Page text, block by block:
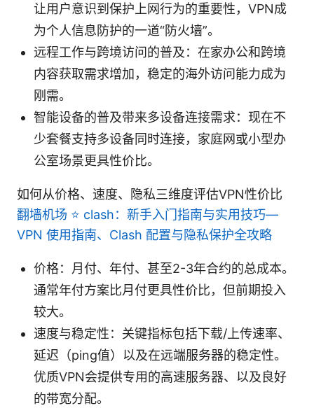
让用户意识到保护上网行为的重要性，VPN成
为个人信息防护的一道“防火墙”。
远程工作与跨境访问的普及：在家办公和跨境
内容获取需求增加，稳定的海外访问能力成为
刚需。
智能设备的普及带来多设备连接需求：现在不
少套餐支持多设备同时连接，家庭网或小型办
公室场景更具性价比。
如何从价格、速度、隐私三维度评估VPN性价比
翻墙机场 ⭐ clash：新手入门指南与实用技巧—
VPN 使用指南、Clash 配置与隐私保护全攻略
价格：月付、年付、甚至2-3年合约的总成本。
通常年付方案比月付更具性价比，但前期投入
较大。
速度与稳定性：关键指标包括下载/上传速率、
延迟（ping值）以及在远端服务器的稳定性。
优质VPN会提供专用的高速服务器、以及良好
的带宽分配。